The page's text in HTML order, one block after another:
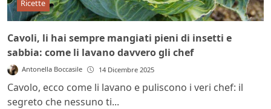
Ricette
Cavoli, li hai sempre mangiati pieni di insetti e
sabbia: come li lavano davvero gli chef
Antonella Boccasile 14 Dicembre 2025
Cavolo, ecco come li lavano e puliscono i veri chef: il
segreto che nessuno ti...